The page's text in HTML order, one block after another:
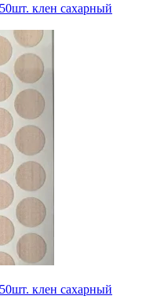
клен сахарный
клен сахарный